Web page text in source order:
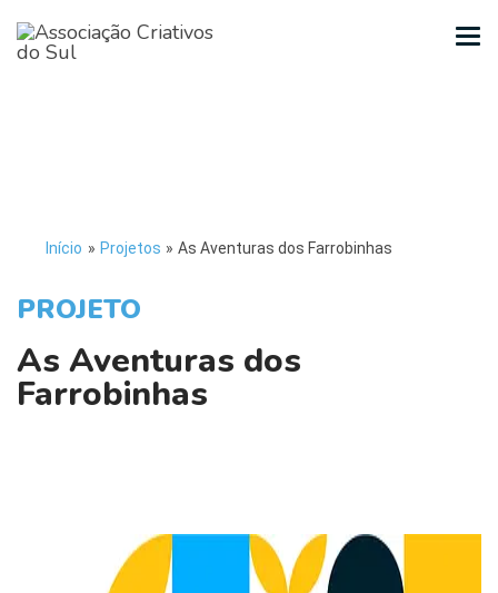
Início » Projetos » As Aventuras dos Farrobinhas
PROJETO
As Aventuras dos
Farrobinhas